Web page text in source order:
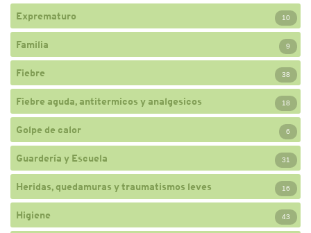
Exprematuro 10
Familia 9
Fiebre 38
Fiebre aguda, antitermicos y analgesicos 18
Golpe de calor 6
Guardería y Escuela 31
Heridas, quedamuras y traumatismos leves 16
Higiene 43